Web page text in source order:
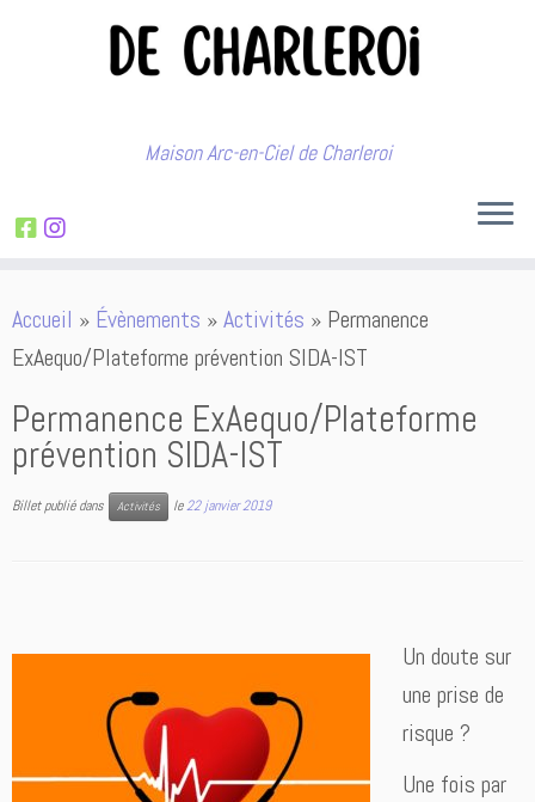
au
contenu
Maison Arc-en-Ciel de Charleroi
Accueil » Évènements »Activités » Permanence
ExAequo/Plateforme prévention SIDA-IST
Permanence ExAequo/Plateforme
prévention SIDA-IST
Billet publié dans Activités le22 janvier 2019
Un doute sur
une prise de
risque ?
Une fois par